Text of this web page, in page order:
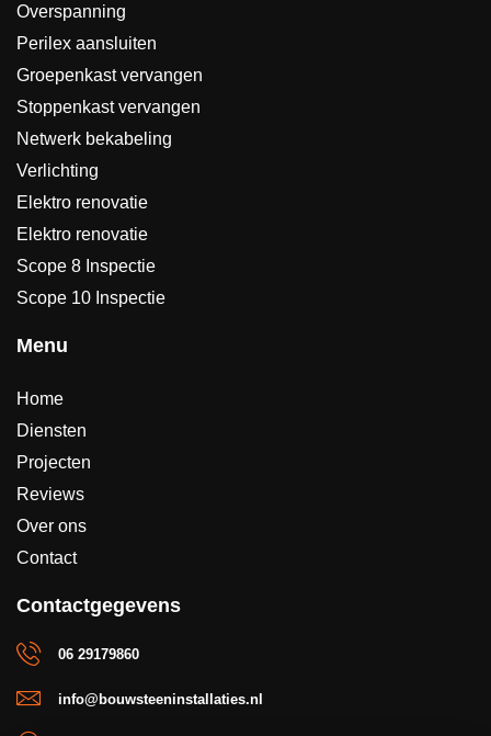
Overspanning
Perilex aansluiten
Groepenkast vervangen
Stoppenkast vervangen
Netwerk bekabeling
Verlichting
Elektro renovatie
Elektro renovatie
Scope 8 Inspectie
Scope 10 Inspectie
Menu
Home
Diensten
Projecten
Reviews
Over ons
Contact
Contactgegevens
06 29179860
info@bouwsteeninstallaties.nl